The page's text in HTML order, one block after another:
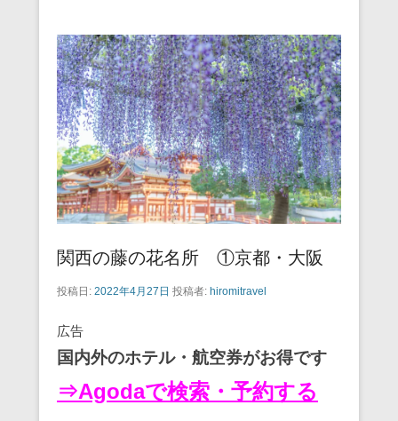
関西の藤の花名所 ①京都・大阪
投稿日: 2022年4月27日 投稿者: hiromitravel
広告
国内外のホテル・航空券がお得です
⇒Agodaで検索・予約する